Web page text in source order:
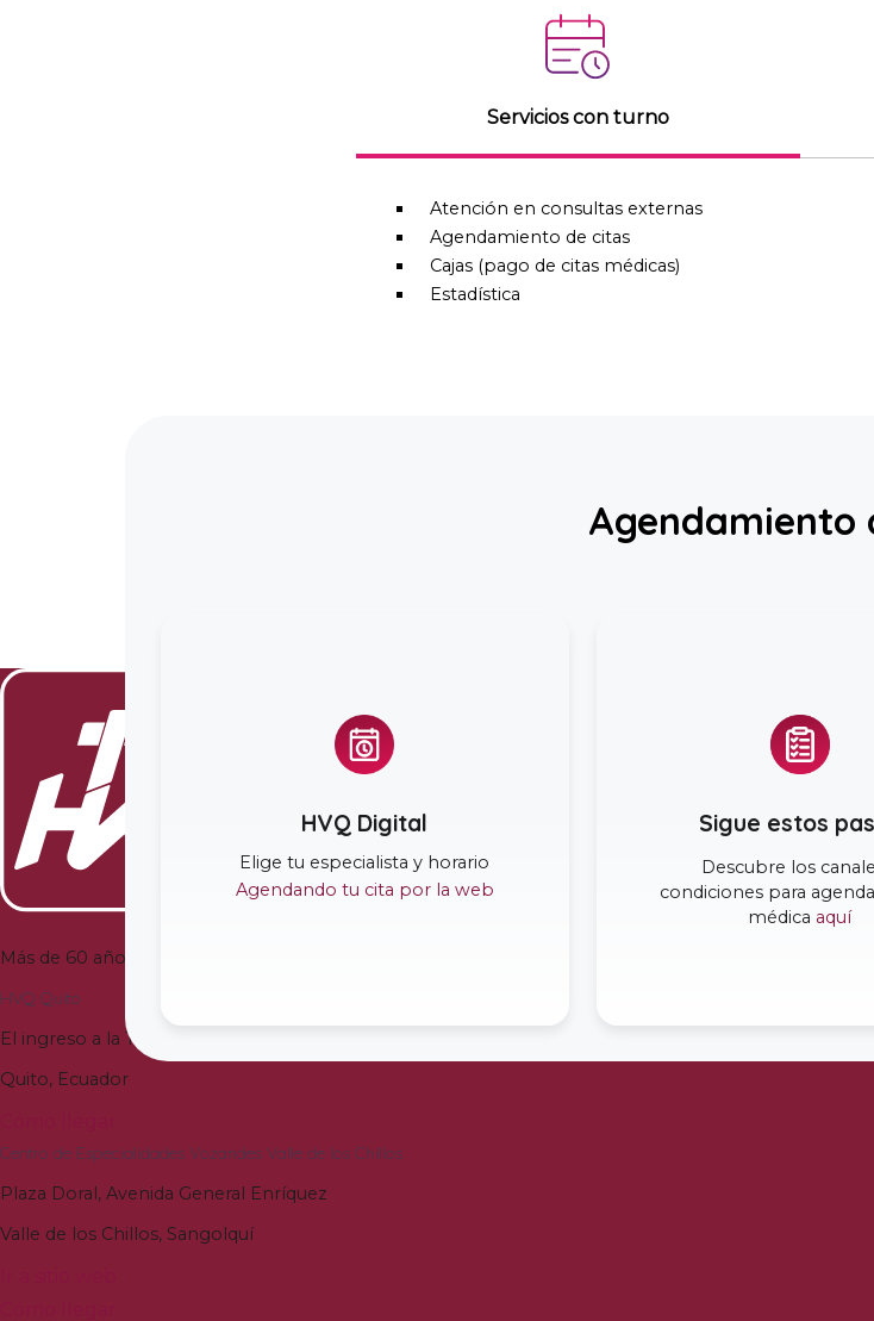
Servicios con turno
Atención en consultas externas
Agendamiento de citas
Cajas(pago de citas médicas)
Estadística
Agendamiento
HVQ Digital
Elige tu especialista y horario
Agendando tu cita por la web
Sigue estos
Descubre los
condiciones para
médica aquí
Más de 60 años de vida institucional para la Gloria de Dios y al Servicio del Ecuador
HVQ Quito
El ingreso a la Torre Médica Bless del Hospital Vozandes Quito es en la calle Veracruz y N-37
El
Quito, Ecuador
Centro de Especialidades Vozandes Valle de los Chillos
Plaza Doral, Avenida General Enríquez
Valle de los Chillos, Sangolquí